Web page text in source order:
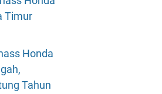
Timur
Honda
Tahun